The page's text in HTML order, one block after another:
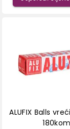
ALUFIX Balls
180kom